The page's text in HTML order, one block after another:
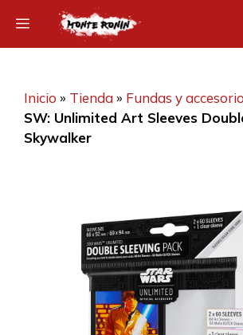
contenido
Menú
Inicio » Tienda» Fundas y
SW: Unlimited Art Sleeves
Skywalker